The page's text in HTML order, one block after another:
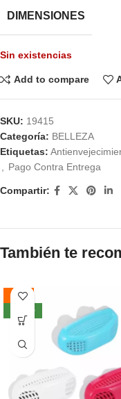
DIMENSIONES
Sin existencias
Add to compare
SKU: 19415
Categoría: BELLEZA
Etiquetas:
Pago Contra Entrega
Compartir:
También te
-59%
NUEVO